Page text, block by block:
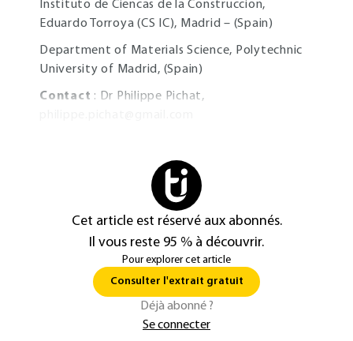
Instituto de Ciencas de la Construccion,
Eduardo Torroya (CS IC), Madrid – (Spain)
Department of Materials Science, Polytechnic
University of Madrid, (Spain)
Contact : Dr Philippe Pichat,
Cet article est réservé aux abonnés.
Il vous reste 95 % à découvrir.
Pour explorer cet article
Consulter l'extrait gratuit
Déjà abonné ?
Se connecter